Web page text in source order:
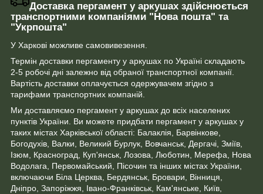
Доставка пергамент у аркушах здійснюється
транспортними компаніями "Нова пошта" та
"Укрпошта"
У Харкові можливе самовивезення.
Термін доставки пергаменту у аркушах по Україні складають
2-5 робочі дні залежно від обраної транспортної компанії.
Вартість доставки оплачується одержувачем згідно з
тарифами транспортних компаній.
Ми доставляємо пергамент у аркушах до всіх населених
пунктів України. Ви можете придбати пергамент у аркушах у
таких містах Харківської області: Балаклія, Барвінкове,
Богодухів, Валки, Великий Бурлук, Вовчанськ, Дергачі, Зміїв,
Ізюм, Красноград, Куп'янськ, Лозова, Люботин, Мерефа, Нова
Водолага, Первомайський, Пісочин та інших містах України,
включаючи Біла Церква, Бердянськ, Бровари, Вінниця,
Дніпро, Запоріжжя, Івано-Франківськ, Кам'янське, Київ,